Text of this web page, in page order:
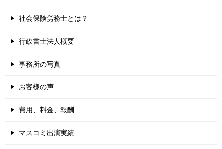
社会保険労務士とは？
行政書士法人概要
事務所の写真
お客様の声
費用、料金、報酬
マスコミ出演実績